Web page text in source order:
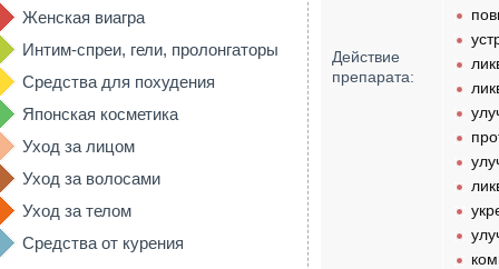
Женская виагра
Интим-спреи, гели, пролонгаторы
Средства для похудения
Японская косметика
Уход за лицом
Уход за волосами
Уход за телом
Средства от курения
Действие
препарата: